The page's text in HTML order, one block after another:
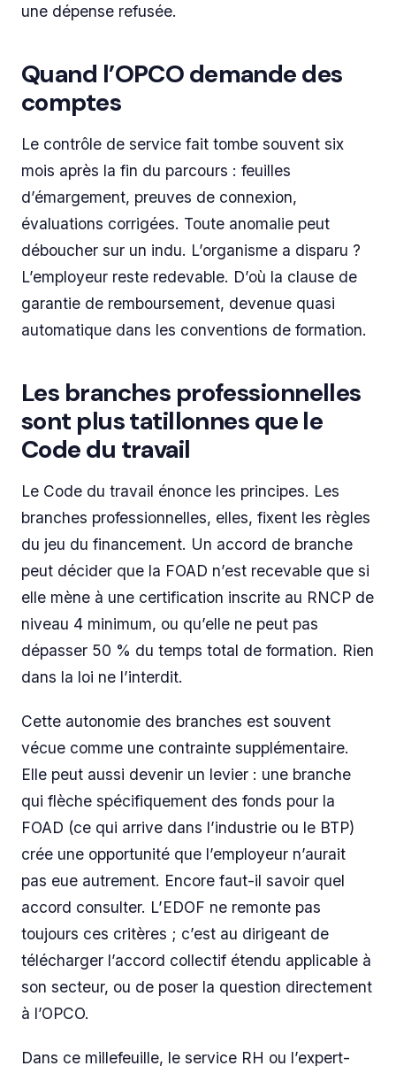
une dépense refusée.
Quand l’OPCO demande des
comptes
Le contrôle de service fait tombe souvent six
mois après la fin du parcours : feuilles
d’émargement, preuves de connexion,
évaluations corrigées. Toute anomalie peut
déboucher sur un indu. L’organisme a disparu ?
L’employeur reste redevable. D’où la clause de
garantie de remboursement, devenue quasi
automatique dans les conventions de formation.
Les branches professionnelles
sont plus tatillonnes que le
Code du travail
Le Code du travail énonce les principes. Les
branches professionnelles, elles, fixent les règles
du jeu du financement. Un accord de branche
peut décider que la FOAD n’est recevable que si
elle mène à une certification inscrite au RNCP de
niveau 4 minimum, ou qu’elle ne peut pas
dépasser 50 % du temps total de formation. Rien
dans la loi ne l’interdit.
Cette autonomie des branches est souvent
vécue comme une contrainte supplémentaire.
Elle peut aussi devenir un levier : une branche
qui flèche spécifiquement des fonds pour la
FOAD (ce qui arrive dans l’industrie ou le BTP)
crée une opportunité que l’employeur n’aurait
pas eue autrement. Encore faut-il savoir quel
accord consulter. L’EDOF ne remonte pas
toujours ces critères ; c’est au dirigeant de
télécharger l’accord collectif étendu applicable à
son secteur, ou de poser la question directement
à l’OPCO.
Dans ce millefeuille, le service RH ou l’expert-